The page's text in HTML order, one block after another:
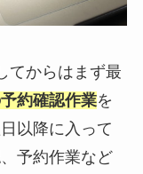
てからはまず最
約確認作業を
以降に入って
予約作業など